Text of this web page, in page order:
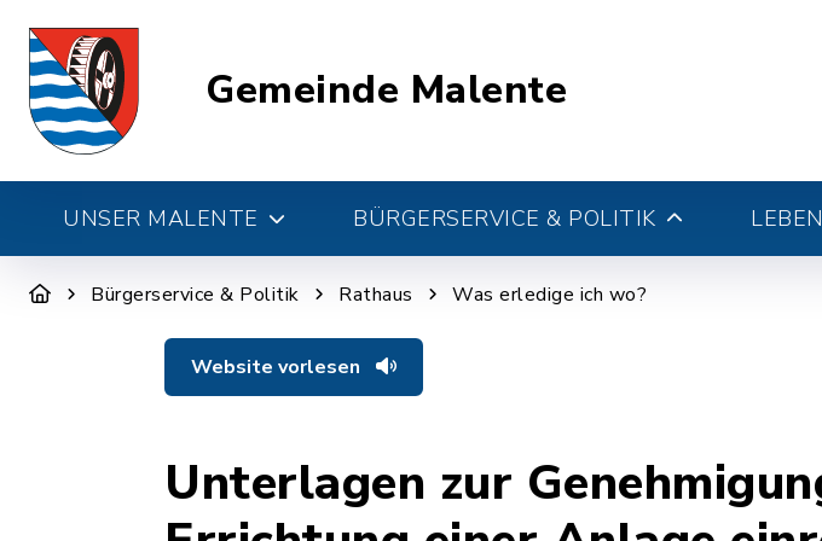
Gemeinde Malente
UNSER MALENTE BÜRGERSERVICE & POLITIK
Bürgerservice & Politik Rathaus Was erledige ich wo?
Website vorlesen
Unterlagen zur